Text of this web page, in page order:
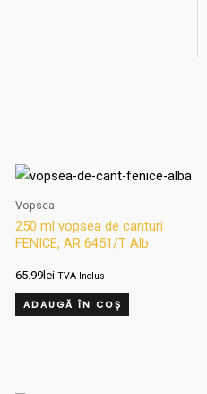
Vopsea
250 ml vopsea de canturi
FENICE, AR 6451/T Alb
65.99 lei TVA Inclus
ADAUGĂ ÎN COȘ